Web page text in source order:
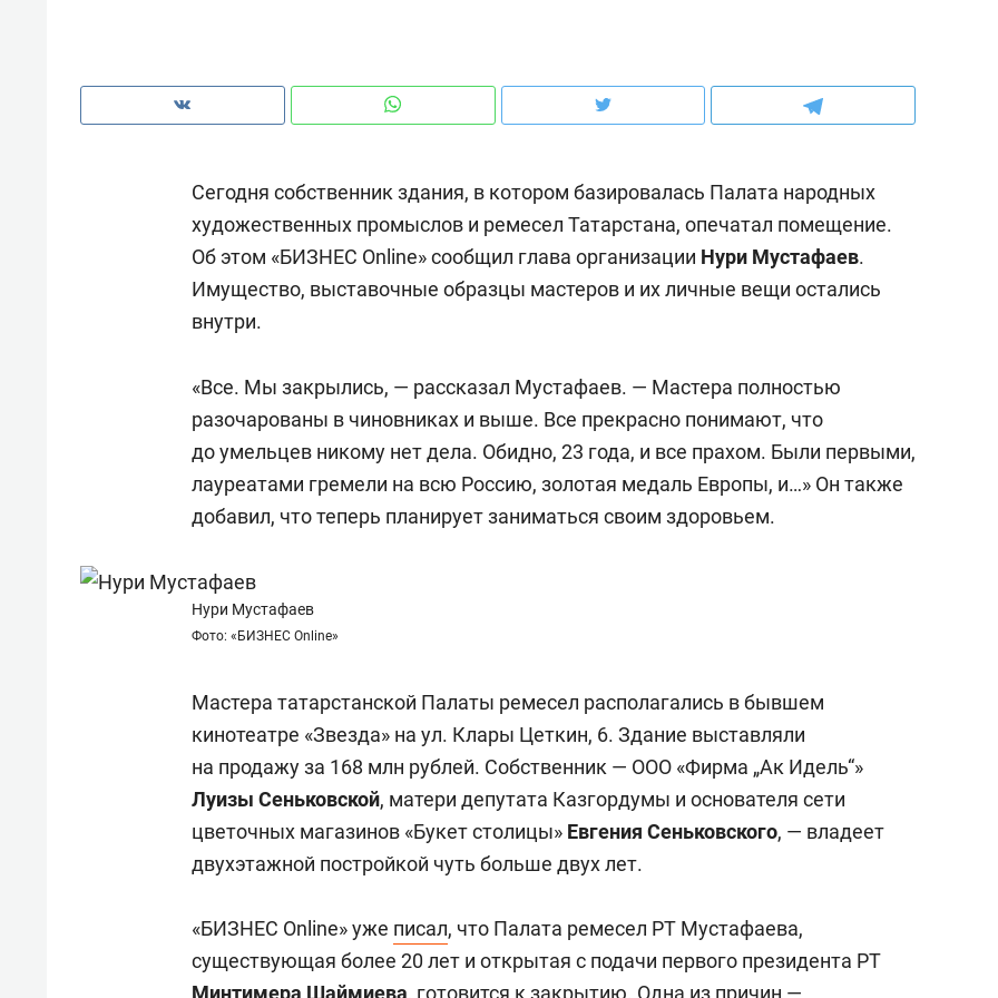
Сегодня собственник здания, в котором базировалась Палата народных
художественных промыслов и ремесел Татарстана, опечатал помещение.
Об этом «БИЗНЕС Online» сообщил глава организации Нури Мустафаев.
Имущество, выставочные образцы мастеров и их личные вещи остались
внутри.
«Все. Мы закрылись, — рассказал Мустафаев. — Мастера полностью
разочарованы в чиновниках и выше. Все прекрасно понимают, что
до умельцев никому нет дела. Обидно, 23 года, и все прахом. Были первыми,
лауреатами гремели на всю Россию, золотая медаль Европы, и…» Он также
добавил, что теперь планирует заниматься своим здоровьем.
Нури Мустафаев
Фото: «БИЗНЕС Online»
Мастера татарстанской Палаты ремесел располагались в бывшем
кинотеатре «Звезда» на ул. Клары Цеткин, 6. Здание выставляли
на продажу за 168 млн рублей. Собственник — ООО «Фирма „Ак Идель“»
Луизы Сеньковской, матери депутата Казгордумы и основателя сети
цветочных магазинов «Букет столицы» Евгения Сеньковского, — владеет
двухэтажной постройкой чуть больше двух лет.
«БИЗНЕС Online» уже писал, что Палата ремесел РТ Мустафаева,
существующая более 20 лет и открытая с подачи первого президента РТ
Минтимера Шаймиева, готовится к закрытию. Одна из причин —
строят тишину в казанском
ЖК «Заря»
Психотерапевт «Фороса»:
«Директорский невроз» –
когда человек не считает
свою сверхнагрузку
Дизайнер-прораб
Наседкина: «Ремонт
с мебелью за 2